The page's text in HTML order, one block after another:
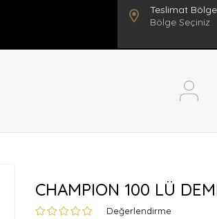
Bölge Seçiniz
CHAMPION 100 LÜ
Değerlendirme